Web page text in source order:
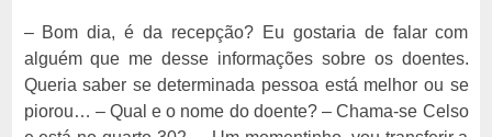
– Bom dia, é da recepção? Eu gostaria de falar com
alguém que me desse informações sobre os doentes.
Queria saber se determinada pessoa está melhor ou se
piorou… – Qual e o nome do doente? – Chama-se Celso